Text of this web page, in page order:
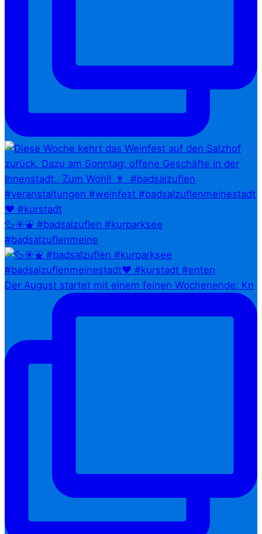
🦆☀️⛲ #badsalzuflen #kurparksee
#badsalzuflenmeine
Der August startet mit einem feinen Wochenende: Kn